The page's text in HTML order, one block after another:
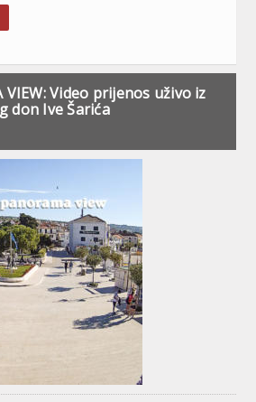
VIEW: Video prijenos uživo iz
don Ive Šarića